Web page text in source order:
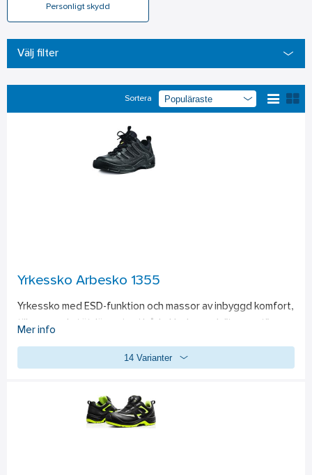
Personligt skydd
Välj filter
Sortera
Yrkessko Arbesko 1355
Yrkessko med ESD-funktion och massor av inbyggd komfort,
till exempel stötdämpning i både klacken och "trampet".
Mer info
14 Varianter